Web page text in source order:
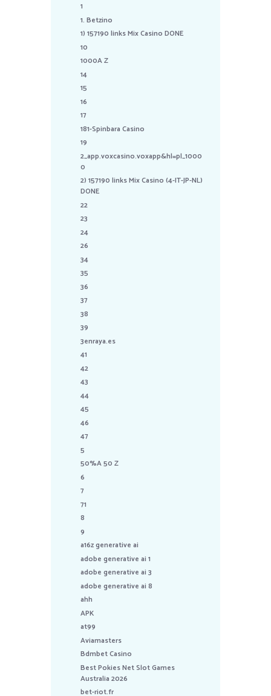
1
1. Betzino
1) 157190 links Mix Casino DONE
10
1000A Z
14
15
16
17
181-Spinbara Casino
19
2_app.voxcasino.voxapp&hl=pl_1000
0
2) 157190 links Mix Casino (4-IT-JP-NL)
DONE
22
23
24
26
34
35
36
37
38
39
3enraya.es
41
42
43
44
45
46
47
5
50%A 50 Z
6
7
71
8
9
a16z generative ai
adobe generative ai 1
adobe generative ai 3
adobe generative ai 8
ahh
APK
at99
Aviamasters
Bdmbet Casino
Best Pokies Net Slot Games
Australia 2026
bet-riot.fr